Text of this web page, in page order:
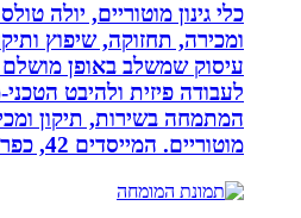
כלי גינון מוטוריים, יולה טולס ,
ומכירה, תחזוקה, שיפוץ ותיקון
עיסוק שמשלב באופן מושלם
לעבודה פיזית ולהיבט הטכני-
המתמחה בשירות, תיקון ומכירת
מוטוריים. המייסדים 42, כפר דניאל